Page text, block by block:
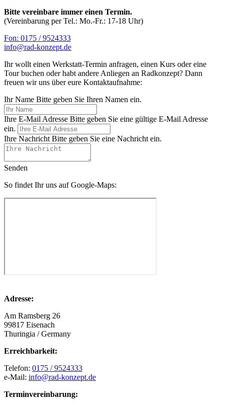
Bitte vereinbare immer einen Termin.
(Vereinbarung per Tel.: Mo.-Fr.: 17-18 Uhr)
Fon: 0175 / 9524333
info@rad-konzept.de
Ihr wollt einen Werkstatt-Termin anfragen, einen Kurs oder eine
Tour buchen oder habt andere Anliegen an Radkonzept? Dann
freuen wir uns über eure Kontaktaufnahme:
Ihr Name Bitte geben Sie Ihren Namen ein.
Ihre E-Mail Adresse Bitte geben Sie eine gültige E-Mail Adresse
ein.
Ihre Nachricht Bitte geben Sie eine Nachricht ein.
Senden
So findet Ihr uns auf Google-Maps:
Adresse:
Am Ramsberg 26
99817 Eisenach
Thuringia / Germany
Erreichbarkeit:
Telefon: 0175 / 9524333
e-Mail: info@rad-konzept.de
Terminvereinbarung: